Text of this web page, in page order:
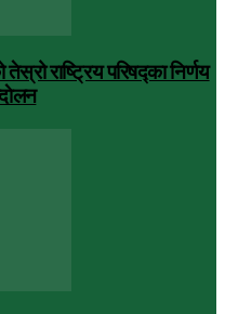
राष्ट्रिय परिषद्का निर्णय